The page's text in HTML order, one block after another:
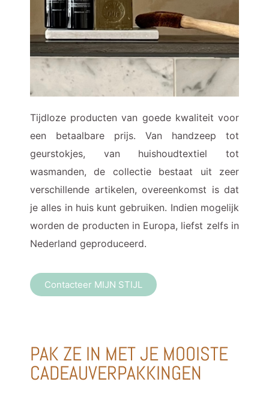
Tijdloze producten van goede kwaliteit voor
een betaalbare prijs. Van handzeep tot
geurstokjes, van huishoudtextiel tot
wasmanden, de collectie bestaat uit zeer
verschillende artikelen, overeenkomst is dat
je alles in huis kunt gebruiken. Indien mogelijk
worden de producten in Europa, liefst zelfs in
Nederland geproduceerd.
Contacteer MIJN STIJL
PAK ZE IN MET JE MOOISTE
CADEAUVERPAKKINGEN